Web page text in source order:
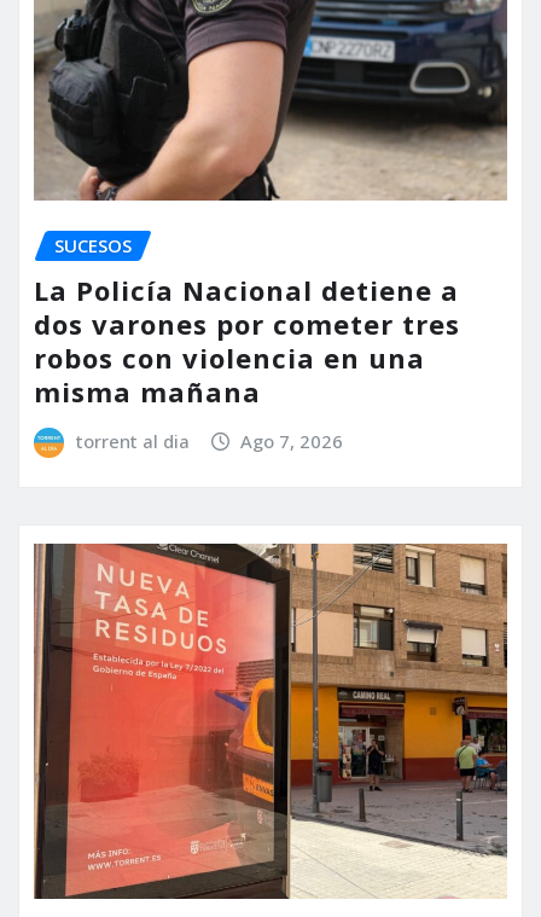
SUCESOS
La Policía Nacional detiene a
dos varones por cometer tres
robos con violencia en una
misma mañana
torrent al dia Ago 7, 2026